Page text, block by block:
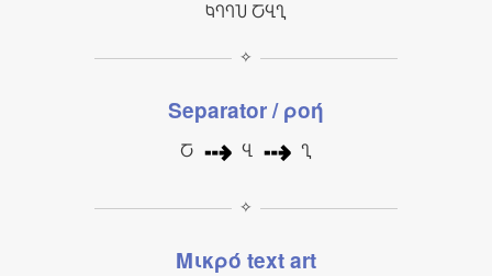
ႩႤႤႮ ႠႡႢ
✧
Separator / ροή
Ⴀ ⇢ Ⴁ ⇢ Ⴂ
✧
Μικρό text art